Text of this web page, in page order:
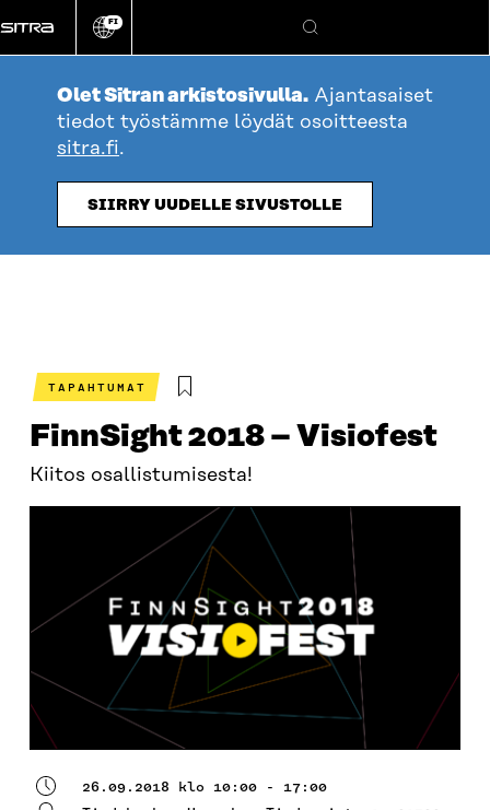
suoraan
sisältöön
Vaihda
kieli
FI
Hae
Olet Sitran arkistosivulla. Ajantasaiset
tiedot työstämme löydät osoitteesta
sitra.fi.
SIIRRY UUDELLE SIVUSTOLLE
TAPAHTUMAT
FinnSight 2018 – Visiofest
Kiitos osallistumisesta!
26.09.2018 klo 10:00 - 17:00